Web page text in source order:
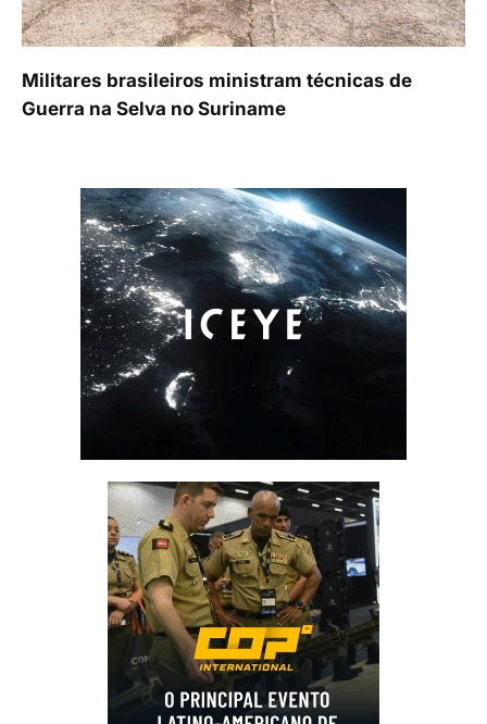
Militares brasileiros ministram técnicas de
Guerra na Selva no Suriname